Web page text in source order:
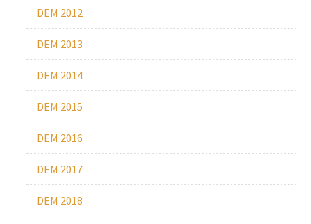
DEM 2012
DEM 2013
DEM 2014
DEM 2015
DEM 2016
DEM 2017
DEM 2018